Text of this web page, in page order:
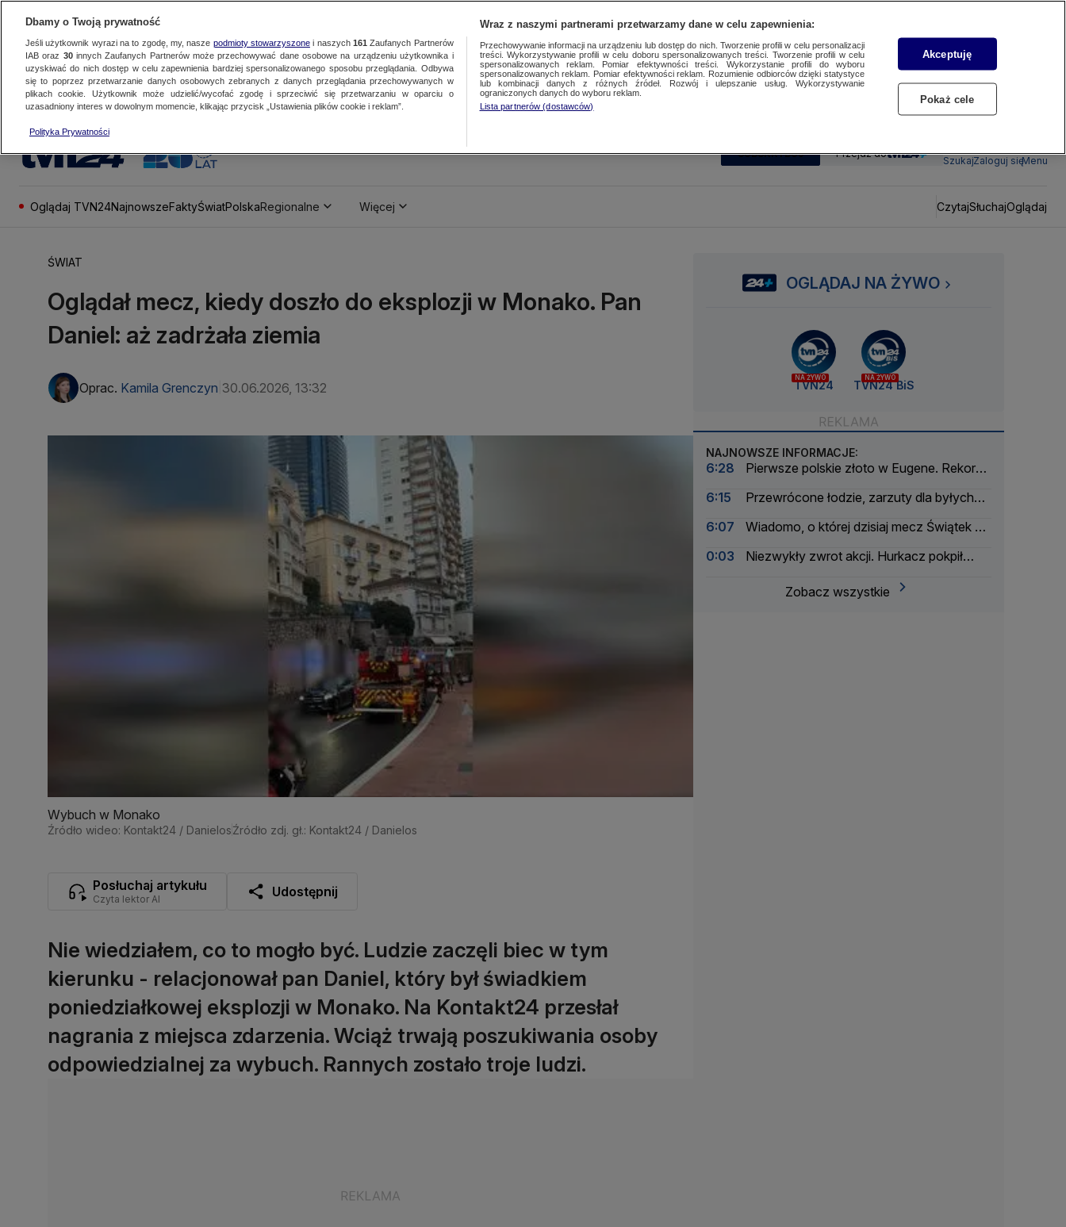
SUBSKRYBUJ Przejdź do
SzukajZaloguj sięMenu
Oglądaj TVN24NajnowszeFaktyŚwiatPolskaRegionalne Więcej CzytajSłuchajOglądaj
ŚWIAT
Oglądał mecz, kiedy doszło do eksplozji w Monako. Pan
Daniel: aż zadrżała ziemia
Oprac. Kamila Grenczyn 30.06.2026, 13:32
Wybuch w Monako
Źródło wideo: Kontakt24 / DanielosŹródło zdj. gł.: Kontakt24 / Danielos
Posłuchaj artykułu
Czyta lektor AI Udostępnij
Nie wiedziałem, co to mogło być. Ludzie zaczęli biec w tym
kierunku - relacjonował pan Daniel, który był świadkiem
poniedziałkowej eksplozji w Monako. Na Kontakt24 przesłał
nagrania z miejsca zdarzenia. Wciąż trwają poszukiwania osoby
odpowiedzialnej za wybuch. Rannych zostało troje ludzi.
OGLĄDAJ NA ŻYWO
NA ŻYWO
TVN24
NA ŻYWO
TVN24 BiS
NAJNOWSZE INFORMACJE:
6:28
Pierwsze polskie złoto w Eugene. Rekord
6:15
Przewrócone łodzie, zarzuty dla byłych
6:07
Wiadomo, o której dzisiaj mecz Świątek w
0:03
Niezwykły zwrot akcji. Hurkacz pokpił
Zobacz wszystkie
Dbamy o Twoją prywatność
Jeśli użytkownik wyrazi na to zgodę, my, nasze podmioty stowarzyszonei naszych 161 Zaufanych Partnerów
IAB oraz 30innych Zaufanych Partnerów może przechowywać dane osobowe na urządzeniu użytkownika i
uzyskiwać do nich dostęp w celu zapewnienia bardziej spersonalizowanego sposobu przeglądania. Odbywa
się to poprzez przetwarzanie danych osobowych zebranych z danych przeglądania przechowywanych w
plikach cookie. Użytkownik może udzielić/wycofać zgodę i sprzeciwić się przetwarzaniu w oparciu o
uzasadniony interes w dowolnym momencie, klikając przycisk „Ustawienia plików cookie i reklam”.
Polityka Prywatności
Wraz z naszymi partnerami przetwarzamy dane w celu zapewnienia:
Przechowywanie informacji na urządzeniu lub dostęp do nich. Tworzenie profili w celu personalizacji
treści. Wykorzystywanie profili w celu doboru spersonalizowanych treści. Tworzenie profili w celu
spersonalizowanych reklam. Pomiar efektywności treści. Wykorzystanie profili do wyboru
spersonalizowanych reklam. Pomiar efektywności reklam. Rozumienie odbiorców dzięki statystyce
lub kombinacji danych z różnych źródeł. Rozwój i ulepszanie usług. Wykorzystywanie
ograniczonych danych do wyboru reklam.
Lista partnerów (dostawców)
Akceptuję
Pokaż cele